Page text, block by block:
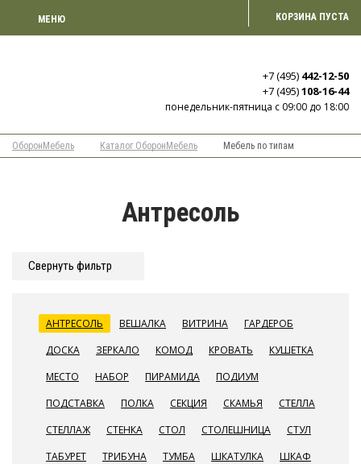
МЕНЮ КОРЗИНА ПУСТА
+7 (495) 442-12-50
+7 (495)108-16-44
понедельник-пятница с 09:00 до 18:00
ОборонМебель Каталог ОборонМебель Мебель по типам
Антресоль
Cвернуть фильтр
АНТРЕСОЛЬ ВЕШАЛКА ВИТРИНА
ГАРДЕРОБ
ДОСКА
ЗЕРКАЛО КОМОД КРОВАТЬ
КУШЕТКА
МЕСТО
НАБОР ПИРАМИДА
ПОДИУМ
ПОДСТАВКА
ПОЛКА СЕКЦИЯ СКАМЬЯ
СТЕЛЛА
СТЕЛЛАЖ
СТЕНКА СТОЛ СТОЛЕШНИЦА
СТУЛ
ТАБУРЕТ
ТРИБУНА ТУМБА ШКАТУЛКА ШКАФ